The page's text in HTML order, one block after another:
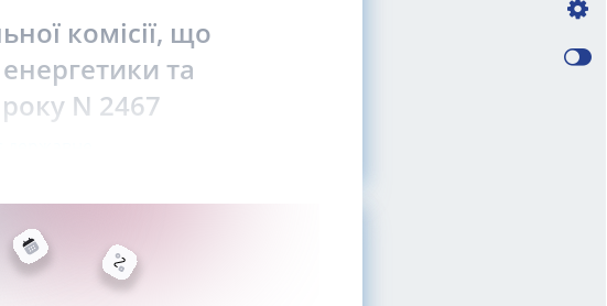
комісії, що
та
N 2467